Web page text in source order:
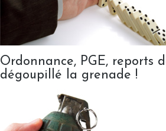
Ordonnance, PGE, reports
dégoupillé la grenade !